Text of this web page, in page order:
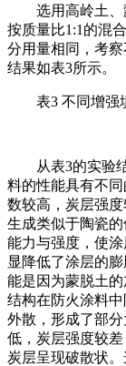
选用高岭土
按质量比1:1的混
分用量相同，考
结果如表3所示。
表3 不同增强
从表3的实验
料的性能具有不
数较高，炭层强
生成类似于陶瓷
能力与强度，使
显降低了涂层的
能是因为蒙脱土
结构在防火涂料
外散，形成了部
低，炭层强度较
炭层呈现破散状